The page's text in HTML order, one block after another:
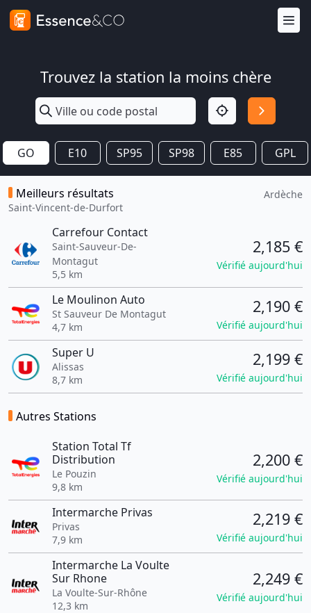
Trouvez la station la moins chère
GO E10 SP95 SP98 E85 GPL
Meilleurs résultats
Saint-Vincent-de-Durfort
Ardèche
Carrefour Contact
Saint-Sauveur-De-
Montagut
5,5 km
2,185 €
Vérifié aujourd'hui
Le Moulinon Auto
St Sauveur De Montagut
4,7 km
2,190 €
Vérifié aujourd'hui
Super U
Alissas
8,7 km
2,199 €
Vérifié aujourd'hui
Autres Stations
Station Total Tf
Distribution
Le Pouzin
9,8 km
2,200 €
Vérifié aujourd'hui
Intermarche Privas
Privas
7,9 km
2,219 €
Vérifié aujourd'hui
Intermarche La Voulte
Sur Rhone
La Voulte-Sur-Rhône
12,3 km
2,249 €
Vérifié aujourd'hui